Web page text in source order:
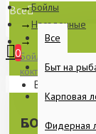
Все
Все
Быт на
Карповая
Фидерная
0
Ваша
Бойлы
Насадочные
Бойлы
коктейль 12x14
БОЙЛЫ